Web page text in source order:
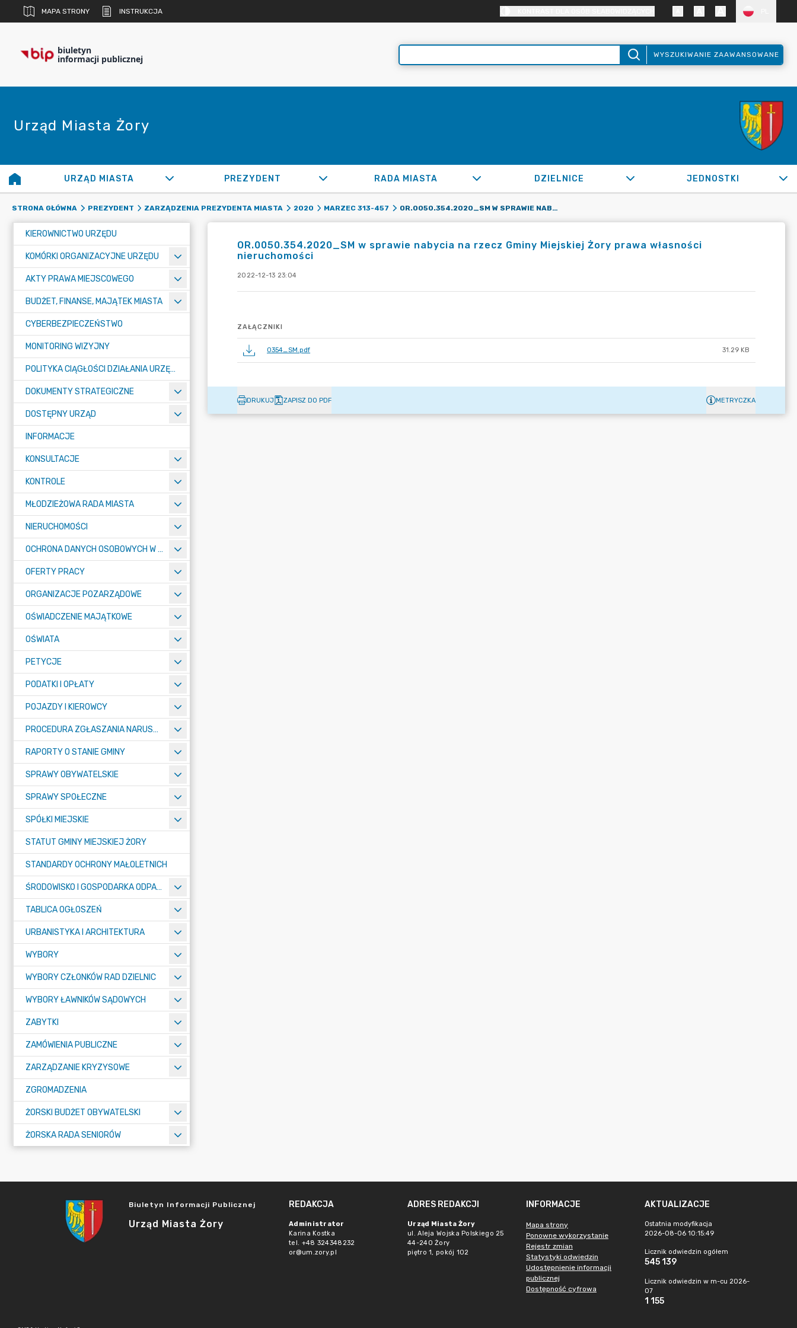
MAPA STRONY INSTRUKCJA
biuletyn
informacji publicznej WYSZUKIWANIE ZAAWANSOWANE
Urząd Miasta Żory
URZĄD MIASTA PREZYDENT RADA MIASTA DZIELNICE JEDNOSTKI
STRONA GŁÓWNA PREZYDENT ZARZĄDZENIA PREZYDENTA MIASTA 2020 MARZEC 313-457 OR.0050.354.2020_SM W SPRAWIE NABYCIA NA RZECZ GMINY MIEJSKIEJ ŻORY PRAWA WŁASNOŚCI NIERUCHOMOŚCI
KIEROWNICTWO URZĘDU
KOMÓRKI ORGANIZACYJNE URZĘDU
AKTY PRAWA MIEJSCOWEGO
BUDŻET, FINANSE, MAJĄTEK MIASTA
CYBERBEZPIECZEŃSTWO
MONITORING WIZYJNY
POLITYKA CIĄGŁOŚCI DZIAŁANIA URZĘDU MIASTA ŻORY
DOKUMENTY STRATEGICZNE
DOSTĘPNY URZĄD
INFORMACJE
KONSULTACJE
KONTROLE
MŁODZIEŻOWA RADA MIASTA
NIERUCHOMOŚCI
OCHRONA DANYCH OSOBOWYCH W URZĘDZIE MIASTA ŻORY - RODO
OFERTY PRACY
ORGANIZACJE POZARZĄDOWE
OŚWIADCZENIE MAJĄTKOWE
OŚWIATA
PETYCJE
PODATKI I OPŁATY
POJAZDY I KIEROWCY
PROCEDURA ZGŁASZANIA NARUSZEŃ PRAWA
RAPORTY O STANIE GMINY
SPRAWY OBYWATELSKIE
SPRAWY SPOŁECZNE
SPÓŁKI MIEJSKIE
STATUT GMINY MIEJSKIEJ ŻORY
STANDARDY OCHRONY MAŁOLETNICH
ŚRODOWISKO I GOSPODARKA ODPADAMI
TABLICA OGŁOSZEŃ
URBANISTYKA I ARCHITEKTURA
WYBORY
WYBORY CZŁONKÓW RAD DZIELNIC
WYBORY ŁAWNIKÓW SĄDOWYCH
ZABYTKI
ZAMÓWIENIA PUBLICZNE
ZARZĄDZANIE KRYZYSOWE
ZGROMADZENIA
ŻORSKI BUDŻET OBYWATELSKI
ŻORSKA RADA SENIORÓW
OR.0050.354.2020_SM w sprawie nabycia na rzecz Gminy Miejskiej Żory prawa własności
nieruchomości
2022-12-13 23:04
ZAŁĄCZNIKI
0354_SM.pdf 31.29 KB
DRUKUJ ZAPISZ DO PDF METRYCZKA
Biuletyn Informacji Publicznej
Urząd Miasta Żory
REDAKCJA
Administrator
Karina Kostka
tel. +48 324348232
or@um.zory.pl
ADRES REDAKCJI
Urząd Miasta Żory
ul. Aleja Wojska Polskiego 25
44-240 Żory
piętro 1, pokój 102
INFORMACJE
Mapa strony
Ponowne wykorzystanie
Rejestr zmian
Statystyki odwiedzin
Udostępnienie informacji
publicznej
Dostępność cyfrowa
AKTUALIZACJE
Ostatnia modyfikacja
2026-08-06 10:15:49
Licznik odwiedzin ogółem
545 139
Licznik odwiedzin w m-cu 2026-
07
1 155